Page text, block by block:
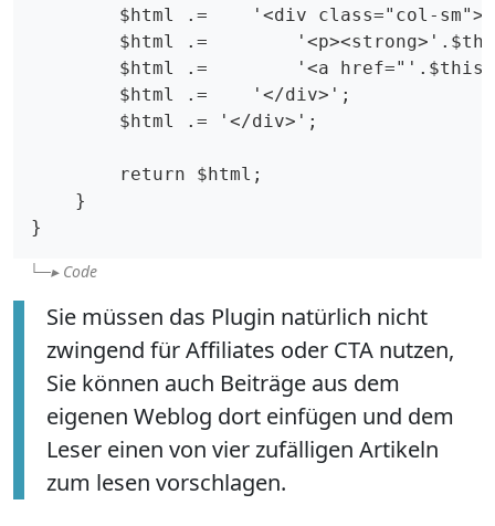
$html .=    '<div class="col-
$html .=
$html .=        '<a
        $html .=    '</div>';
        $html .= '</div>';
        return $html;
    }
}
Code
Sie müssen das Plugin natürlich nicht
zwingend für Affiliates oder CTA nutzen,
Sie können auch Beiträge aus dem
eigenen Weblog dort einfügen und dem
Leser einen von vier zufälligen Artikeln
zum lesen vorschlagen.